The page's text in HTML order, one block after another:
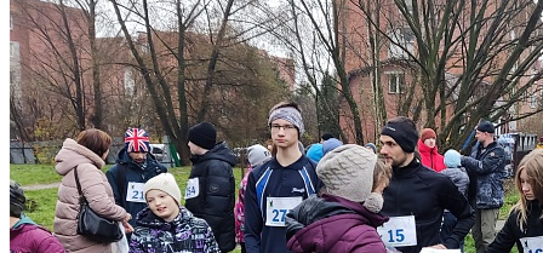
След. новость
Пред. новость
Наши контакты
236040,г. Калининград, ул. Сергеева 10
+7 (401) 253-45-55
dtdm39@mail.ru
Приказ